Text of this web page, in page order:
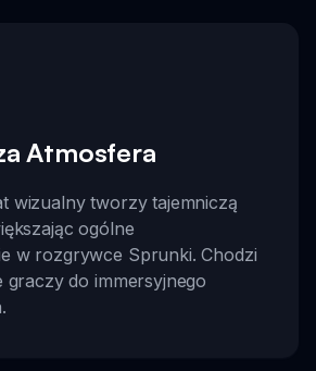
Atmosfera
wizualny tworzy tajemniczą
ogólne
w rozgrywce Sprunki. Chodzi
graczy do immersyjnego